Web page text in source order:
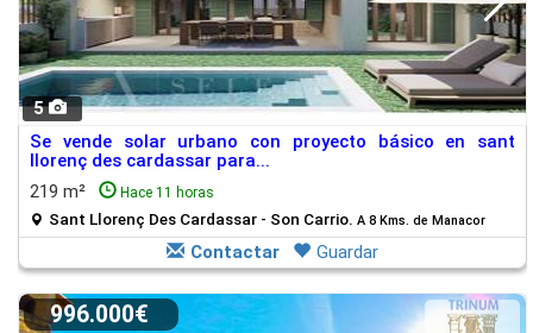
5
Se vende solar urbano con proyecto básico en sant
llorenç des cardassar para...
219 m²
Hace 11 horas
Sant Llorenç Des Cardassar - Son Carrio. A 8 Kms. de Manacor
Contactar Guardar
996.000€